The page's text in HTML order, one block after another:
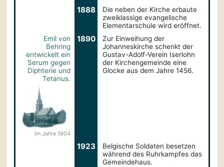
1888
Die neben der Kirche erbaute
zweiklassige evangelische
Elementarschule wird eröffnet.
Emil von
Behring
entwickelt ein
Serum gegen
Diphterie und
Tetanus.
Im Jahre 1904
1890
Zur Einweihung der
Johanneskirche schenkt der
Gustav-Adolf-Verein Iserlohn
der Kirchengemeinde eine
Glocke aus dem Jahre 1456.
1923
Belgische Soldaten besetzen
während des Ruhrkampfes das
Gemeindehaus.